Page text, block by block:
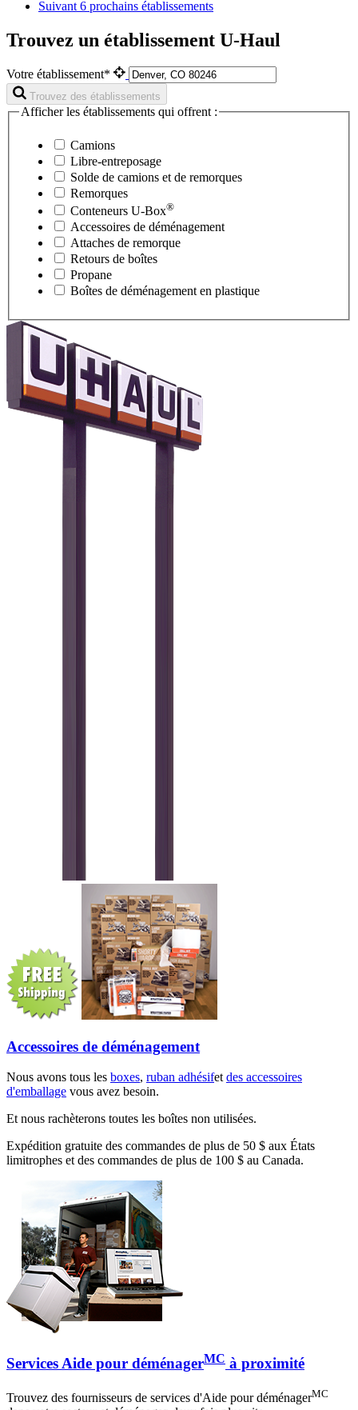
Suivant 6 prochains établissements
Trouvez un établissement U-Haul
Votre établissement*
Trouvez des établissements
Afficher les établissements qui offrent :
Camions
Libre-entreposage
Solde de camions et de remorques
Remorques
Conteneurs U-Box®
Accessoires de déménagement
Attaches de remorque
Retours de boîtes
Propane
Boîtes de déménagement en plastique
Accessoires de déménagement
Nous avons tous les boxes, ruban adhésifetdes accessoires
d'emballage vous avez besoin.
Et nous rachèterons toutes les boîtes non utilisées.
Expédition gratuite des commandes de plus de 50 $ aux États
limitrophes et des commandes de plus de 100 $ au Canada.
Services Aide pour déménagerMC à proximité
Trouvez des fournisseurs de services d'Aide pour déménagerMC